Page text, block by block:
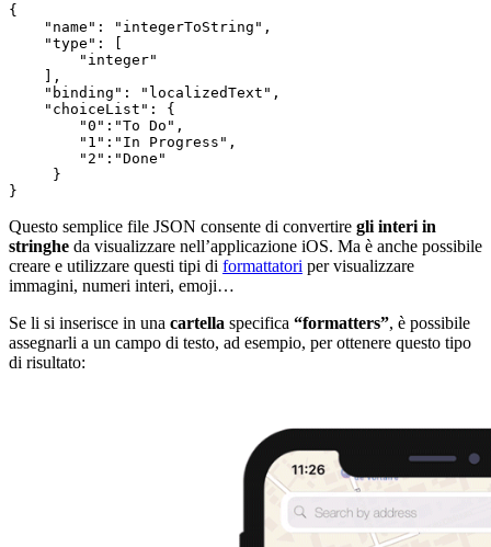
{
    "name": "integerToString",
    "type": [
        "integer"
    ],
    "binding": "localizedText",
    "choiceList": {
        "0":"To Do",
        "1":"In Progress",
        "2":"Done"
     }
}
Questo semplice file JSON consente di convertire gli interi in
stringhe da visualizzare nell’applicazione iOS. Ma è anche possibile
creare e utilizzare questi tipi di formattatori per visualizzare
immagini, numeri interi, emoji…
Se li si inserisce in una cartella specifica “formatters”, è possibile
assegnarli a un campo di testo, ad esempio, per ottenere questo tipo
di risultato: